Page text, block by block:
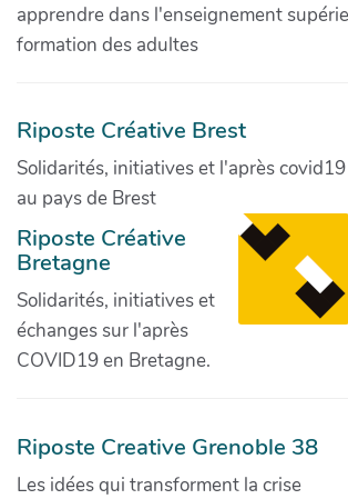
apprendre dans l'enseignement
formation des adultes
Riposte Créative Brest
Solidarités, initiatives et l'après covid19
au pays de Brest
Riposte Créative
Bretagne
Solidarités, initiatives et
échanges sur l'après
COVID19 en Bretagne.
Riposte Creative Grenoble 38
Les idées qui transforment la crise